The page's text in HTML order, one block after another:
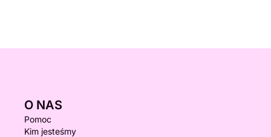
O NAS
Pomoc
Kim jesteśmy